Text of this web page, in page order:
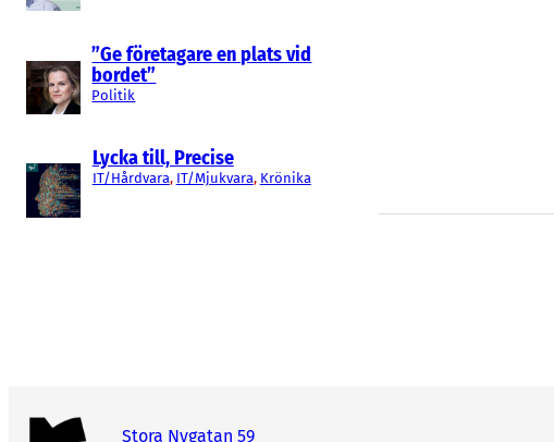
”Ge företagare en plats vid
bordet”
Politik
Lycka till, Precise
IT/Hårdvara, IT/Mjukvara, Krönika
Stora Nygatan 59